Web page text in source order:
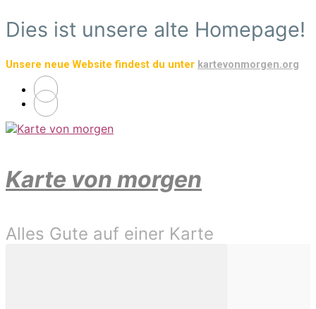
Zum
Hauptinhalt
Dies ist unsere alte Homepage!
Unsere neue Website findest du unter kartevonmorgen.org
Karte von morgen
Alles Gute auf einer Karte